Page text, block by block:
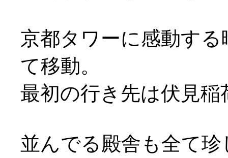
京都タワーに感動す
て移動。
最初の行き先は伏見稲
並んでる殿舎も全て